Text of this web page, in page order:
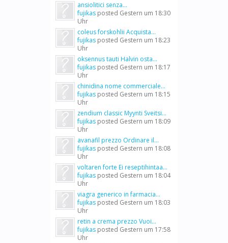
ansiolitici senza...
fujikas posted Gestern um 18:30
Uhr
coleus forskohlii Acquista...
fujikas posted Gestern um 18:23
Uhr
oksennus tauti Halvin osta...
fujikas posted Gestern um 18:17
Uhr
chinidina nome commerciale...
fujikas posted Gestern um 18:15
Uhr
zendium classic Myynti Sveitsi...
fujikas posted Gestern um 18:09
Uhr
avanafil prezzo Ordinare il...
fujikas posted Gestern um 18:08
Uhr
voltaren forte Ei reseptihintaa...
fujikas posted Gestern um 18:04
Uhr
viagra generico in farmacia...
fujikas posted Gestern um 18:03
Uhr
retin a crema prezzo Vuoi...
fujikas posted Gestern um 17:58
Uhr